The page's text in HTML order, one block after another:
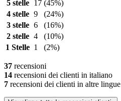
5 stelle
17 (45%)
4 stelle 9
(24%)
3 stelle 6
(16%)
2 stelle 4
(10%)
1 Stelle 1 (2%)
37 recensioni
14 recensioni dei clienti in italiano
7 recensioni dei clienti in altre lingue